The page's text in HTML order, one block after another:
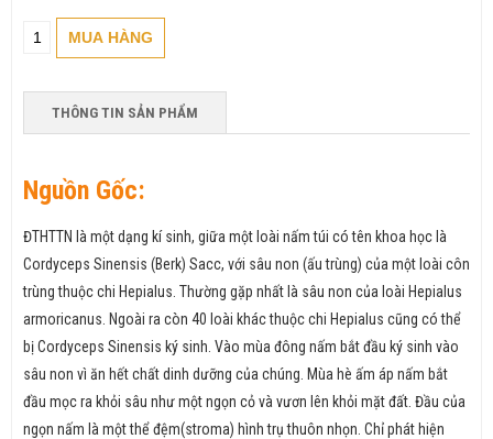
THÔNG TIN SẢN PHẨM
Nguồn Gốc:
ĐTHTTN là một dạng kí sinh, giữa một loài nấm túi có tên khoa học là
Cordyceps Sinensis (Berk) Sacc, với sâu non (ấu trùng) của một loài côn
trùng thuộc chi Hepialus. Thường gặp nhất là sâu non của loài Hepialus
armoricanus. Ngoài ra còn 40 loài khác thuộc chi Hepialus cũng có thể
bị Cordyceps Sinensis ký sinh. Vào mùa đông nấm bắt đầu ký sinh vào
sâu non vì ăn hết chất dinh dưỡng của chúng. Mùa hè ấm áp nấm bắt
đầu mọc ra khỏi sâu như một ngọn cỏ và vươn lên khỏi mặt đất. Đầu của
ngọn nấm là một thể đệm(stroma) hình trụ thuôn nhọn. Chỉ phát hiện